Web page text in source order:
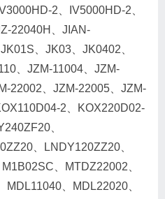
2、IV5000HD-2、
22040H、JIAN-
、JK03、JK0402、
、JZM-11004、JZM-
22002、JZM-22005、JZM-
2、KOX220D02-
、
、LNDY120ZZ20、
、MTDZ22002、
、MDL22020、